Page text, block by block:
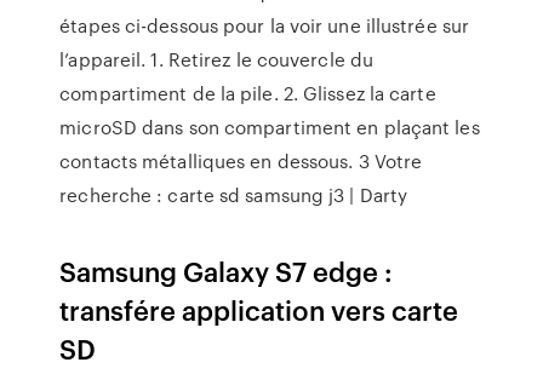
étapes ci-dessous pour la voir une illustrée sur
l’appareil. 1. Retirez le couvercle du
compartiment de la pile. 2. Glissez la carte
microSD dans son compartiment en plaçant les
contacts métalliques en dessous. 3 Votre
recherche : carte sd samsung j3 | Darty
Samsung Galaxy S7 edge :
transfére application vers carte
SD